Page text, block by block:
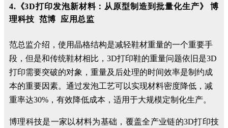
4.《3D打印发泡新材料：从原型制造到批量化生产》 博
理科技 范博 应用总监
范总监介绍， 使用晶格结构是减轻鞋材重量的一个重要手
段，但是和传统鞋材相比 ，3D打印鞋的重量问题依旧是3D
打印需要突破的对象，重量及后处理的时间效率是制约成
本的重要因素。通过发泡工艺可以实现材料密度降低，减
重率达30%，有效降低成本，适用于大规模定制化生产。
博理科技是一家以材料为基础，覆盖全产业链的3D打印技